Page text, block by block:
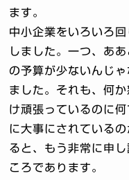
ます。
中小企業をいろいろ
しました。一つ、あ
の予算が少ないんじ
ました。それも、何
け頑張っているのに
に大事にされている
ると、もう非常に申
ころであります。